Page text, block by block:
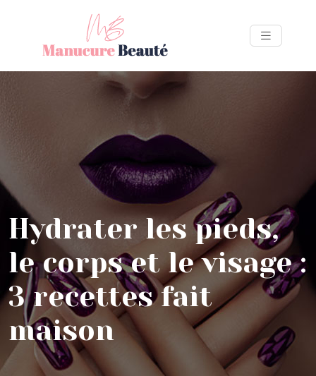
Hydrater les pieds,
le corps et le visage :
3 recettes fait
maison